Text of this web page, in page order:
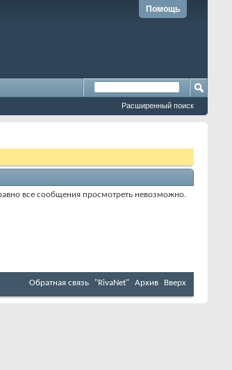
Помощь
Расширенный поиск
все сообщения просмотреть невозможно.
Обратная связь "RivaNet" Архив Вверх